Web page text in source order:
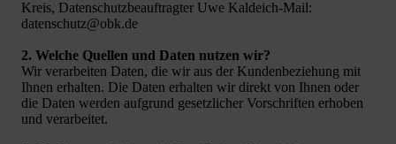
Kreis, Datenschutzbeauftragter Uwe Kaldeich-Mail:
datenschutz@obk.de
2. Welche Quellen und Daten nutzen wir?
Wir verarbeiten Daten, die wir aus der Kundenbeziehung mit
Ihnen erhalten. Die Daten erhalten wir direkt von Ihnen oder
die Daten werden aufgrund gesetzlicher Vorschriften erhoben
und verarbeitet.